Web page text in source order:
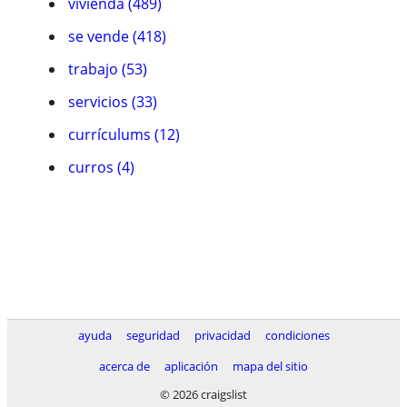
se vende (418)
trabajo (53)
servicios (33)
currículums (12)
curros (4)
ayuda seguridad privacidad
condiciones
acerca de
aplicación
mapa del sitio
© 2026 craigslist